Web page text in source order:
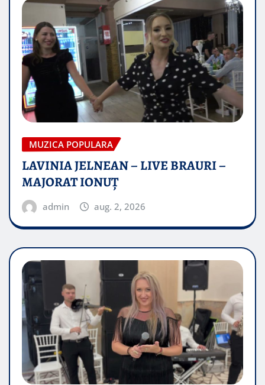
MUZICA POPULARA
LAVINIA JELNEAN – LIVE BRAURI –
MAJORAT IONUŢ
admin aug. 2, 2026